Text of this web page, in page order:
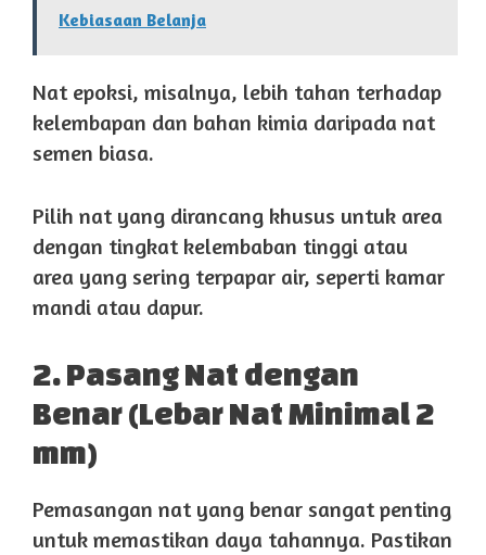
Kebiasaan Belanja
Nat epoksi, misalnya, lebih tahan terhadap
kelembapan dan bahan kimia daripada nat
semen biasa.
Pilih nat yang dirancang khusus untuk area
dengan tingkat kelembaban tinggi atau
area yang sering terpapar air, seperti kamar
mandi atau dapur.
2. Pasang Nat dengan
Benar (Lebar Nat Minimal 2
mm)
Pemasangan nat yang benar sangat penting
untuk memastikan daya tahannya. Pastikan